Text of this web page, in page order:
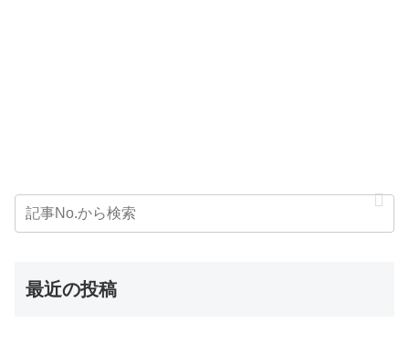
最近の投稿